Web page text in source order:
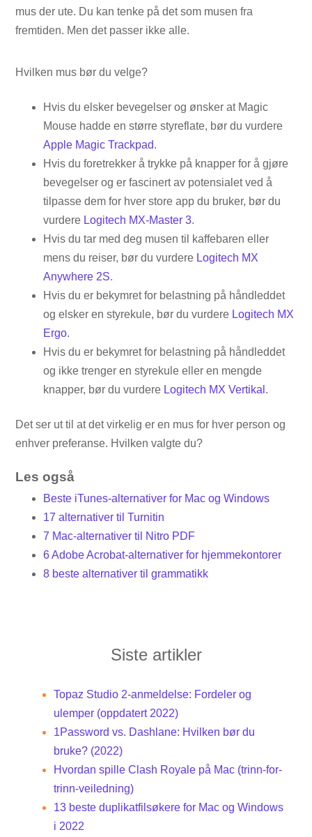
mus der ute. Du kan tenke på det som musen fra
fremtiden. Men det passer ikke alle.
Hvilken mus bør du velge?
Hvis du elsker bevegelser og ønsker at Magic
Mouse hadde en større styreflate, bør du vurdere
Apple Magic Trackpad.
Hvis du foretrekker å trykke på knapper for å gjøre
bevegelser og er fascinert av potensialet ved å
tilpasse dem for hver store app du bruker, bør du
vurdere Logitech MX-Master 3.
Hvis du tar med deg musen til kaffebaren eller
mens du reiser, bør du vurdere Logitech MX
Anywhere 2S.
Hvis du er bekymret for belastning på håndleddet
og elsker en styrekule, bør du vurdere Logitech MX
Ergo.
Hvis du er bekymret for belastning på håndleddet
og ikke trenger en styrekule eller en mengde
knapper, bør du vurdere Logitech MX Vertikal .
Det ser ut til at det virkelig er en mus for hver person og
enhver preferanse. Hvilken valgte du?
Les også
Beste iTunes-alternativer for Mac og Windows
17 alternativer til Turnitin
7 Mac-alternativer til Nitro PDF
6 Adobe Acrobat-alternativer for hjemmekontorer
8 beste alternativer til grammatikk
Siste artikler
Topaz Studio 2-anmeldelse: Fordeler og
ulemper (oppdatert 2022)
1Password vs. Dashlane: Hvilken bør du
bruke? (2022)
Hvordan spille Clash Royale på Mac (trinn-for-
trinn-veiledning)
13 beste duplikatfilsøkere for Mac og Windows
i 2022